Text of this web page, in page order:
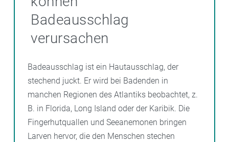
Badeausschlag
verursachen
Badeausschlag ist ein Hautausschlag, der
stechend juckt. Er wird bei Badenden in
manchen Regionen des Atlantiks beobachtet, z.
B. in Florida, Long Island oder der Karibik. Die
Fingerhutquallen und Seeanemonen bringen
Larven hervor, die den Menschen stechen